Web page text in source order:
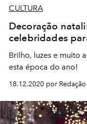
CULTURA
Decoração
celebridades
Brilho, luzes e muito
esta época do ano!
18.12.2020 por Redação